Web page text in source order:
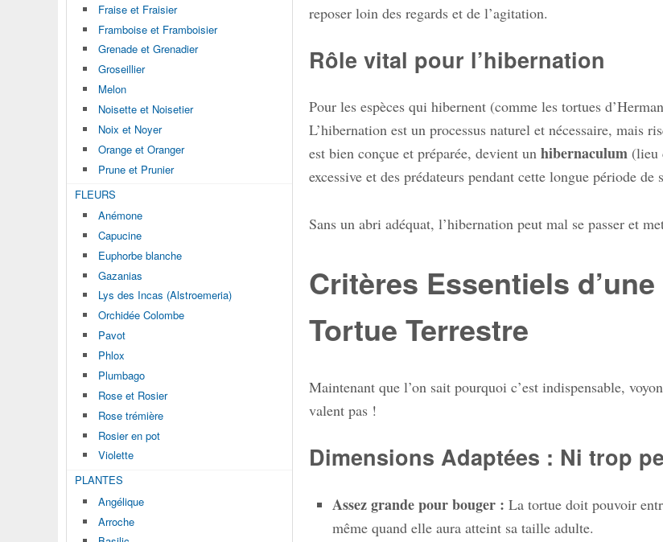
reposer loin des regards et de l’agitation.
Rôle vital pour l’hibernation
Pour les espèces qui hibernent (comme les tortues
L’hibernation est un processus naturel et nécessaire, mais
est bien conçue et préparée, devient un hibernaculum (lieu
excessive et des prédateurs pendant cette longue période
Sans un abri adéquat, l’hibernation peut mal se passer et
Critères Essentiels
Tortue Terrestre
Maintenant que l’on sait pourquoi c’est indispensable,
valent pas !
Dimensions Adaptées : Ni trop
Assez grande pour bouger : La tortue doit pouvoir
même quand elle aura atteint sa taille adulte.
Fraise et Fraisier
Framboise et Framboisier
Grenade et Grenadier
Groseillier
Melon
Noisette et Noisetier
Noix et Noyer
Orange et Oranger
Prune et Prunier
FLEURS
Anémone
Capucine
Euphorbe blanche
Gazanias
Lys des Incas (Alstroemeria)
Orchidée Colombe
Pavot
Phlox
Plumbago
Rose et Rosier
Rose trémière
Rosier en pot
Violette
PLANTES
Angélique
Arroche